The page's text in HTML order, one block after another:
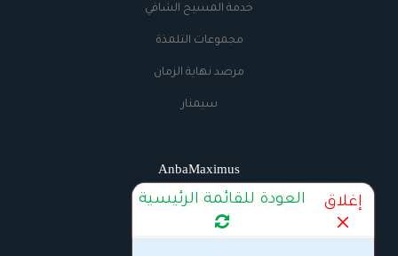
خدمة المسيح الشافي
مجموعات التلمذة
مرصد نهاية الزمان
سيمنار
AnbaMaximus
اتصل بنا
الراديو
إغلاق العودة للقائمة الرئيسية